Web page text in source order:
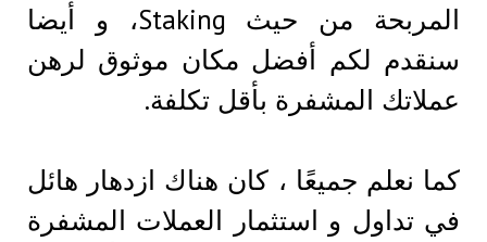
المربحة من حيث Staking، و أيضا
سنقدم لكم أفضل مكان موثوق لرهن
عملاتك المشفرة بأقل تكلفة.
كما نعلم جميعًا ، كان هناك ازدهار هائل
في تداول و استثمار العملات المشفرة